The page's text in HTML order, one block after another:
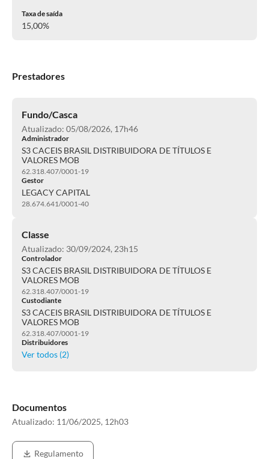
Taxa de saída
15,00%
Prestadores
Fundo/Casca
Atualizado: 05/08/2026, 17h46
Administrador
S3 CACEIS BRASIL DISTRIBUIDORA DE TÍTULOS E
VALORES MOB
62.318.407/0001-19
Gestor
LEGACY CAPITAL
28.674.641/0001-40
Classe
Atualizado: 30/09/2024, 23h15
Controlador
S3 CACEIS BRASIL DISTRIBUIDORA DE TÍTULOS E
VALORES MOB
62.318.407/0001-19
Custodiante
S3 CACEIS BRASIL DISTRIBUIDORA DE TÍTULOS E
VALORES MOB
62.318.407/0001-19
Distribuidores
Ver todos (2)
Documentos
Atualizado: 11/06/2025, 12h03
Regulamento